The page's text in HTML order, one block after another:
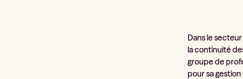
Dans le
la continuité
groupe de
pour sa